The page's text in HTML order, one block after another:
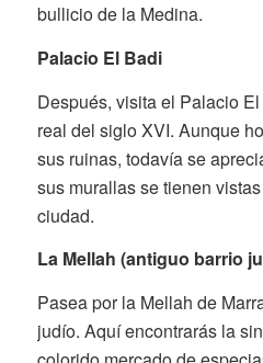
bullicio de la Medina.
Palacio El Badi
Después, visita el Palacio
real del siglo XVI. Aunque
sus ruinas, todavía se
sus murallas se tienen
ciudad.
La Mellah (antiguo barrio
Pasea por la Mellah de
judío. Aquí encontrarás la